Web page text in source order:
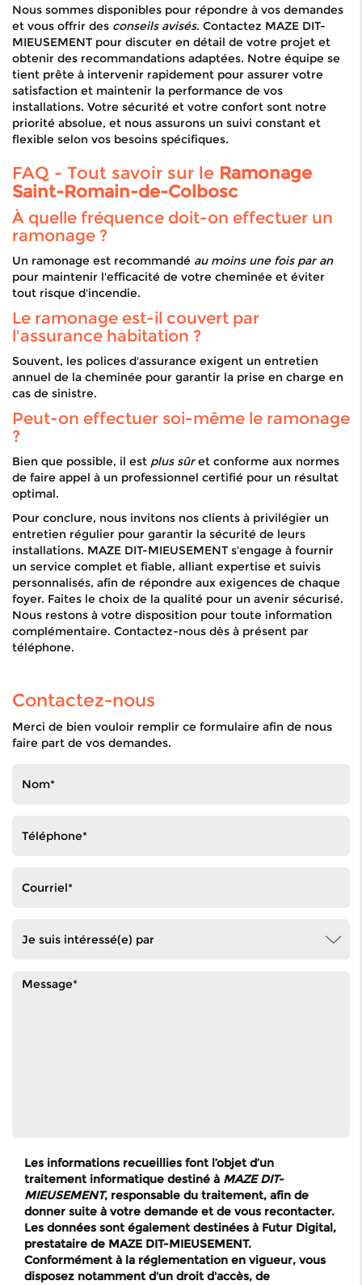
Nous sommes disponibles pour répondre à vos demandes
et vous offrir des conseils avisés. Contactez MAZE DIT-
MIEUSEMENT pour discuter en détail de votre projet et
obtenir des recommandations adaptées. Notre équipe se
tient prête à intervenir rapidement pour assurer votre
satisfaction et maintenir la performance de vos
installations. Votre sécurité et votre confort sont notre
priorité absolue, et nous assurons un suivi constant et
flexible selon vos besoins spécifiques.
FAQ - Tout savoir sur le Ramonage
Saint-Romain-de-Colbosc
À quelle fréquence doit-on effectuer un
ramonage ?
Un ramonage est recommandé au moins une fois par an
pour maintenir l'efficacité de votre cheminée et éviter
tout risque d'incendie.
Le ramonage est-il couvert par
l'assurance habitation ?
Souvent, les polices d'assurance exigent un entretien
annuel de la cheminée pour garantir la prise en charge en
cas de sinistre.
Peut-on effectuer soi-même le ramonage
?
Bien que possible, il est plus sûret conforme aux normes
de faire appel à un professionnel certifié pour un résultat
optimal.
Pour conclure, nous invitons nos clients à privilégier un
entretien régulier pour garantir la sécurité de leurs
installations. MAZE DIT-MIEUSEMENT s'engage à fournir
un service complet et fiable, alliant expertise et suivis
personnalisés, afin de répondre aux exigences de chaque
foyer. Faites le choix de la qualité pour un avenir sécurisé.
Nous restons à votre disposition pour toute information
complémentaire. Contactez-nous dès à présent par
téléphone.
Contactez-nous
Merci de bien vouloir remplir ce formulaire afin de nous
faire part de vos demandes.
Les informations recueillies font l’objet d’un
traitement informatique destiné à MAZE DIT-
MIEUSEMENT, responsable du traitement, afin de
donner suite à votre demande et de vous recontacter.
Les données sont également destinées à Futur Digital,
prestataire de MAZE DIT-MIEUSEMENT.
Conformément à la réglementation en vigueur, vous
disposez notamment d'un droit d'accès, de